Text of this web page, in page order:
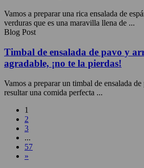
Vamos a preparar una rica ensalada de
verduras que es una maravilla llena de ...
Blog Post
Timbal de ensalada de pavo y
agradable, ¡no te la pierdas!
Vamos a preparar un timbal de ensalada
resultar una comida perfecta ...
1
2
3
...
57
»